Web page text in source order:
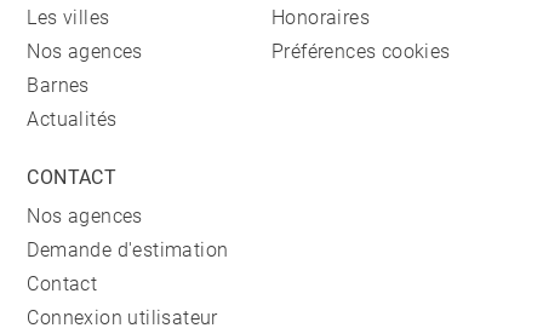
Les villes
Nos agences
Barnes
Actualités
Honoraires
Préférences cookies
CONTACT
Nos agences
Demande d'estimation
Contact
Connexion utilisateur